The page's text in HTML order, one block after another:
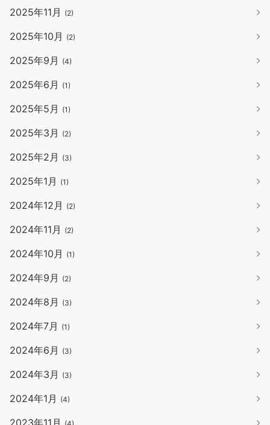
2025年11月 (2)
2025年10月 (2)
2025年9月 (4)
2025年6月 (1)
2025年5月 (1)
2025年3月 (2)
2025年2月 (3)
2025年1月 (1)
2024年12月 (2)
2024年11月 (2)
2024年10月 (1)
2024年9月 (2)
2024年8月 (3)
2024年7月 (1)
2024年6月 (3)
2024年3月 (3)
2024年1月 (4)
2023年11月